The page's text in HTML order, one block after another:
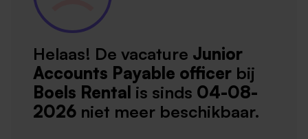
Helaas! De vacature Junior
Accounts Payable officer bij
Boels Rental is sinds 04-08-
2026 niet meer beschikbaar.